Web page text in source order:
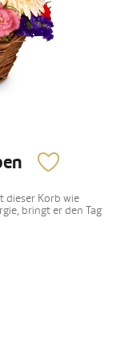
dieser Korb wie
bringt er den Tag